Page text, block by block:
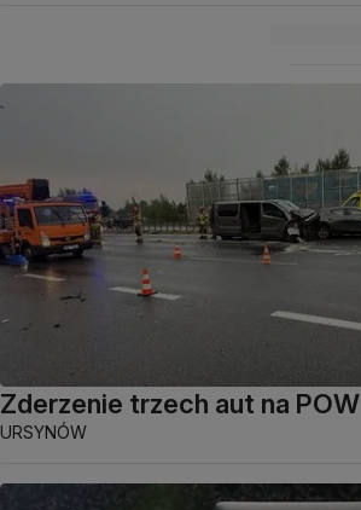
Zderzenie trzech aut na POW
URSYNÓW